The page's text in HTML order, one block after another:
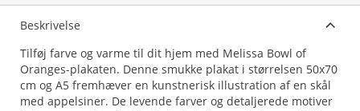
Beskrivelse
Tilføj farve og varme til dit hjem med Melissa Bowl of
Oranges-plakaten. Denne smukke plakat i størrelsen 50x70
cm og A5 fremhæver en kunstnerisk illustration af en skål
med appelsiner. De levende farver og detaljerede motiver